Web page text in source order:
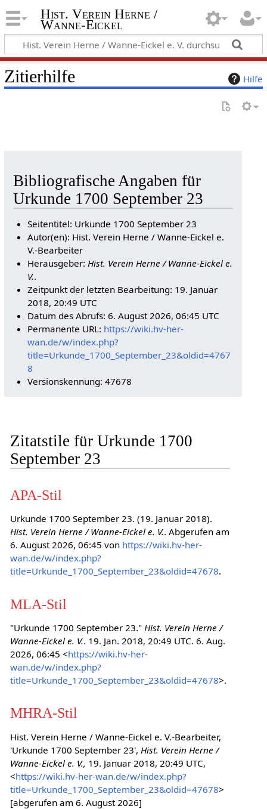
Hist. Verein Herne /
Wanne-Eickel
Hilfe
Zitierhilfe
Bibliografische Angaben für
Urkunde 1700 September 23
Seitentitel: Urkunde 1700 September 23
Autor(en): Hist. Verein Herne / Wanne-Eickel e.
V.-Bearbeiter
Herausgeber: Hist. Verein Herne / Wanne-Eickel e.
V..
Zeitpunkt der letzten Bearbeitung: 19. Januar
2018, 20:49 UTC
Datum des Abrufs: 6. August 2026, 06:45 UTC
Permanente URL: https://wiki.hv-her-
wan.de/w/index.php?
title=Urkunde_1700_September_23&oldid=4767
8
Versionskennung: 47678
Zitatstile für Urkunde 1700
September 23
APA-Stil
Urkunde 1700 September 23. (19. Januar 2018).
Hist. Verein Herne / Wanne-Eickel e. V.. Abgerufen am
6. August 2026, 06:45 von https://wiki.hv-her-
wan.de/w/index.php?
title=Urkunde_1700_September_23&oldid=47678.
MLA-Stil
"Urkunde 1700 September 23." Hist. Verein Herne /
Wanne-Eickel e. V.. 19. Jan. 2018, 20:49 UTC. 6. Aug.
2026, 06:45 <https://wiki.hv-her-
wan.de/w/index.php?
title=Urkunde_1700_September_23&oldid=47678>.
MHRA-Stil
Hist. Verein Herne / Wanne-Eickel e. V.-Bearbeiter,
'Urkunde 1700 September 23', Hist. Verein Herne /
Wanne-Eickel e. V., 19. Januar 2018, 20:49 UTC,
<https://wiki.hv-her-wan.de/w/index.php?
title=Urkunde_1700_September_23&oldid=47678>
[abgerufen am 6. August 2026]